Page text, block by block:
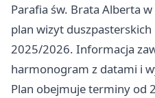
Parafia św. Brata Alberta
plan wizyt
2025/2026. Informacja
harmonogram z datami i
Plan obejmuje terminy od